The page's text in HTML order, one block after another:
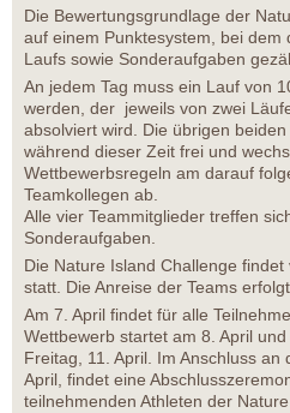
Die Bewertungsgrundlage der
auf einem Punktesystem, bei dem
Laufs sowie Sonderaufgaben
An jedem Tag muss ein Lauf von
werden, der jeweils von zwei
absolviert wird. Die übrigen
während dieser Zeit frei und
Wettbewerbsregeln am darauf
Teamkollegen ab.
Alle vier Teammitglieder treffen
Sonderaufgaben.
Die Nature Island Challenge
statt. Die Anreise der Teams
Am 7. April findet für alle
Wettbewerb startet am 8. April
Freitag, 11. April. Im Anschluss an
April, findet eine
teilnehmenden Athleten der